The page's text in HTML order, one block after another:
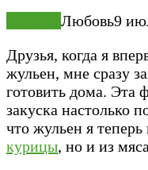
Любовь9
Друзья, когда я
жульен, мне сразу
готовить дома. Эта
закуска настолько
что жульен я
курицы, но и из